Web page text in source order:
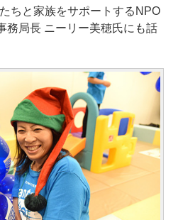
ちと家族をサポートするNPO
務局長 ニーリー美穂氏にも話